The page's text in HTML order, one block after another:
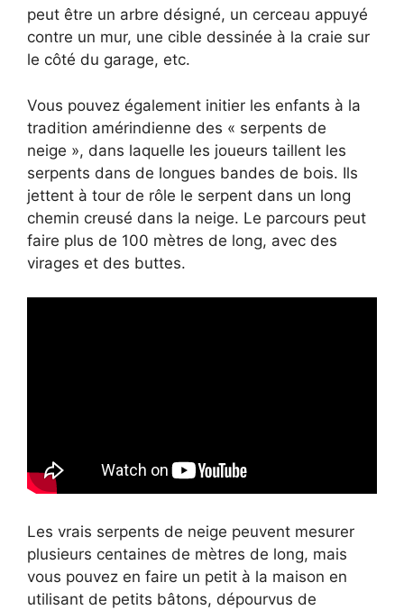
peut être un arbre désigné, un cerceau appuyé
contre un mur, une cible dessinée à la craie sur
le côté du garage, etc.
Vous pouvez également initier les enfants à la
tradition amérindienne des « serpents de
neige », dans laquelle les joueurs taillent les
serpents dans de longues bandes de bois. Ils
jettent à tour de rôle le serpent dans un long
chemin creusé dans la neige. Le parcours peut
faire plus de 100 mètres de long, avec des
virages et des buttes.
Les vrais serpents de neige peuvent mesurer
plusieurs centaines de mètres de long, mais
vous pouvez en faire un petit à la maison en
utilisant de petits bâtons, dépourvus de